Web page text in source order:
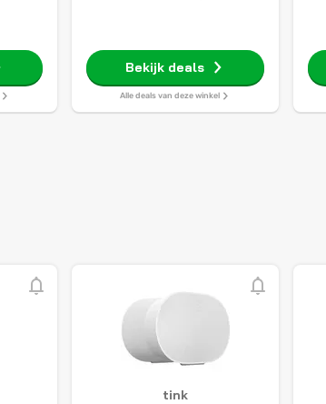
Bekijk deals
Alle deals van deze winkel
tink